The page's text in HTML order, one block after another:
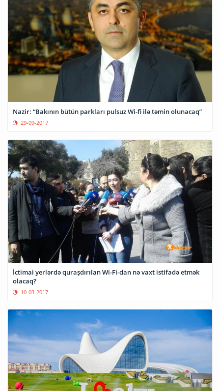
Nazir: “Bakının bütün parkları pulsuz Wi-fi ilə təmin olunacaq”
29-09-2017
İctimai yerlərdə quraşdırılan Wi-Fi-dan nə vaxt istifadə etmək
olacaq?
10-03-2017